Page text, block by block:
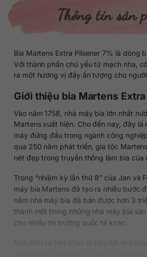
Thông tin sản
Bia Martens Extra Pilsener 7% là dòng
Với thành phần chủ yếu từ mạch nha,
ra một hương vị đầy ấn tượng cho
Giới thiệu bia Martens
Vào năm 1758, nhà máy bia lớn nhất
Martens xuất hiện. Cho đến nay, đây là
máy đứng đầu trong ngành công
qua 250 năm phát triển, gia tộc
nét đẹp trong truyền thống làm bia của
Trong “nhiệm kỳ lần thứ 8” của Jan và
máy bia Martens đã tạo ra nhiều bước
năm nhà máy bia đã bán được hơn 3
thành một trong những nhà máy bia
cho nhiều thị trường quốc tế khác.